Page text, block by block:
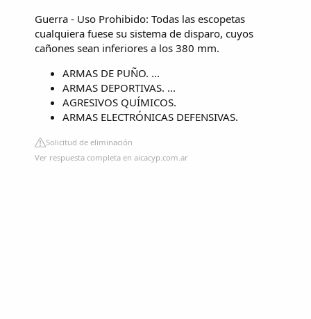
Guerra - Uso Prohibido: Todas las escopetas
cualquiera fuese su sistema de disparo, cuyos
cañones sean inferiores a los 380 mm.
ARMAS DE PUÑO. ...
ARMAS DEPORTIVAS. ...
AGRESIVOS QUÍMICOS.
ARMAS ELECTRÓNICAS DEFENSIVAS.
Solicitud de eliminación
Ver respuesta completa en aicacyp.com.ar